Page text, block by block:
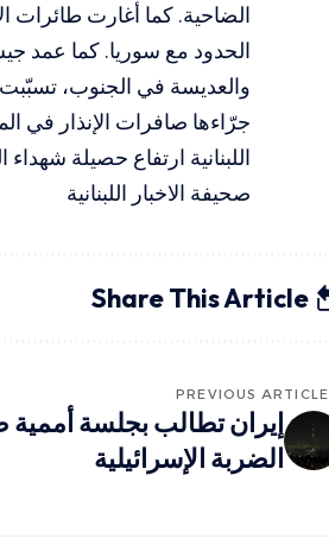
الضاحية. كما أغارت طائرات
الحدود مع سوريا. كما عمد
والعديسة في الجنوب،
جرّاءها صافرات الإنذار في
اللبنانية ارتفاع حصيلة شهداء العدوان إلى 2653
صحيفة الاخبار اللبنانية
Share This Article
PREVIOUS ARTICLE
إيران تطالب بجلسة أممية
الضربة الإسرائيلية